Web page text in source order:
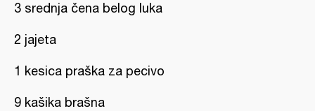
3 srednja čena belog luka
2 jajeta
1 kesica praška za pecivo
9 kašika brašna